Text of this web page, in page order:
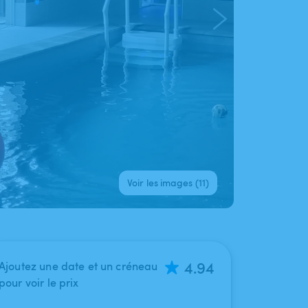
Voir les images (11)
une date et un créneau
voir le prix
4.94